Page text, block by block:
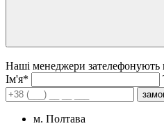
Наші менеджери зателефонують
Iм'я*
м. Полтава